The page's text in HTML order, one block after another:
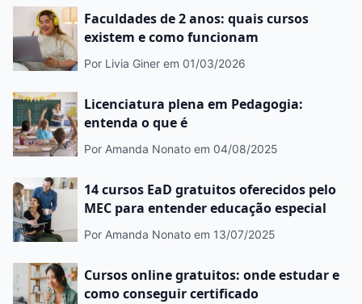
Faculdades de 2 anos: quais cursos
existem e como funcionam
Por Livia Giner em 01/03/2026
Licenciatura plena em Pedagogia:
entenda o que é
Por Amanda Nonato em 04/08/2025
14 cursos EaD gratuitos oferecidos pelo
MEC para entender educação especial
Por Amanda Nonato em 13/07/2025
Cursos online gratuitos: onde estudar e
como conseguir certificado